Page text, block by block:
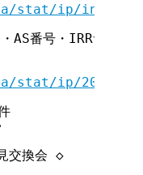
stat/ip/
AS番号・IRRサービ
stat/ip/
交換会 ◇